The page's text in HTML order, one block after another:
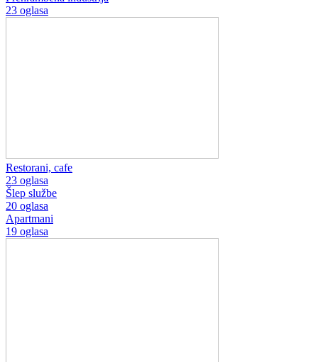
23 oglasa
Restorani, cafe
23 oglasa
Šlep službe
20 oglasa
Apartmani
19 oglasa